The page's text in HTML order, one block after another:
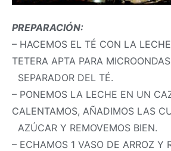
PREPARACIÓN:
– HACEMOS EL TÉ CON LA
TETERA APTA PARA
SEPARADOR DEL TÉ.
– PONEMOS LA LECHE EN UN
CALENTAMOS, AÑADIMOS LAS
AZÚCAR Y REMOVEMOS BIEN.
– ECHAMOS 1 VASO DE ARROZ Y